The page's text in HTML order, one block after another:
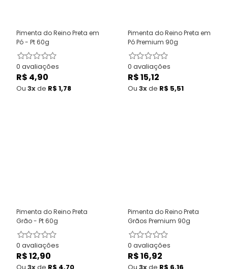
Pimenta do Reino Preta em
Pó - Pt 60g
0 avaliações
Preço
normal
R$ 4,90
Ou 3xde R$ 1,78
Pimenta do Reino Preta em
Pó Premium 90g
0 avaliações
Preço
normal
R$ 15,12
Ou 3xde R$ 5,51
Pimenta do Reino Preta
Grão - Pt 60g
0 avaliações
Preço
normal
R$ 12,90
Ou 3xde R$ 4,70
Pimenta do Reino Preta
Grãos Premium 90g
0 avaliações
Preço
normal
R$ 16,92
Ou 3xde R$ 6,16